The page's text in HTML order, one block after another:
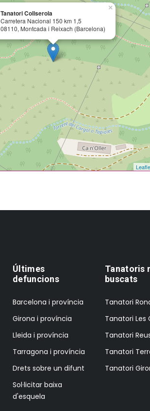
Tanatori Collserola
Carretera Nacional 150 km 1,5
08110, Montcada i Reixach (Barcelona)
×
Últimes
defuncions
Barcelona i província
Girona i província
Lleida i província
Tarragona i província
Drets sobre un difunt
Sol·licitar baixa
d'esquela
Tanatoris
buscats
Tanatori
Tanatori Les
Tanatori
Tanatori
Tanatori